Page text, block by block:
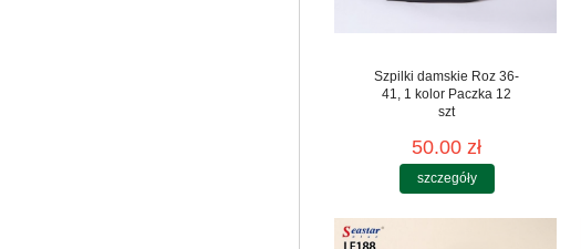
Szpilki damskie Roz 36-
41, 1 kolor Paczka 12
szt
50.00 zł
szczegóły